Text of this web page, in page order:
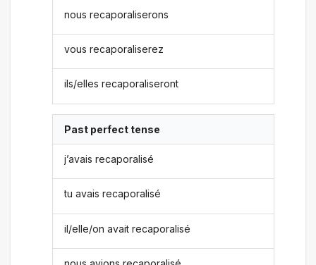
nous recaporaliserons
vous recaporaliserez
ils/elles recaporaliseront
Past perfect tense
j’avais recaporalisé
tu avais recaporalisé
il/elle/on avait recaporalisé